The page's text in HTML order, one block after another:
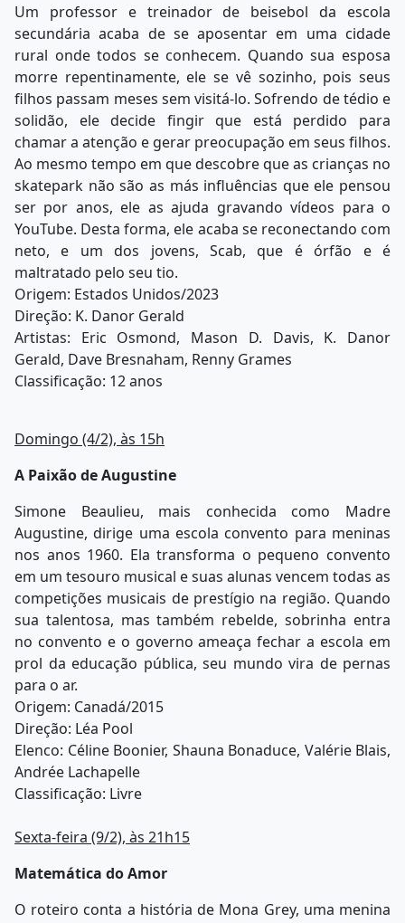
Um professor e treinador de beisebol da escola
secundária acaba de se aposentar em uma cidade
rural onde todos se conhecem. Quando sua esposa
morre repentinamente, ele se vê sozinho, pois seus
filhos passam meses sem visitá-lo. Sofrendo de tédio e
solidão, ele decide fingir que está perdido para
chamar a atenção e gerar preocupação em seus filhos.
Ao mesmo tempo em que descobre que as crianças no
skatepark não são as más influências que ele pensou
ser por anos, ele as ajuda gravando vídeos para o
YouTube. Desta forma, ele acaba se reconectando com
neto, e um dos jovens, Scab, que é órfão e é
maltratado pelo seu tio.
Origem: Estados Unidos/2023
Direção: K. Danor Gerald
Artistas: Eric Osmond, Mason D. Davis, K. Danor
Gerald, Dave Bresnaham, Renny Grames
Classificação: 12 anos
Domingo (4/2), às 15h
A Paixão de Augustine
Simone Beaulieu, mais conhecida como Madre
Augustine, dirige uma escola convento para meninas
nos anos 1960. Ela transforma o pequeno convento
em um tesouro musical e suas alunas vencem todas as
competições musicais de prestígio na região. Quando
sua talentosa, mas também rebelde, sobrinha entra
no convento e o governo ameaça fechar a escola em
prol da educação pública, seu mundo vira de pernas
para o ar.
Origem: Canadá/2015
Direção: Léa Pool
Elenco: Céline Boonier, Shauna Bonaduce, Valérie Blais,
Andrée Lachapelle
Classificação: Livre
Sexta-feira (9/2), às 21h15
Matemática do Amor
O roteiro conta a história de Mona Grey, uma menina